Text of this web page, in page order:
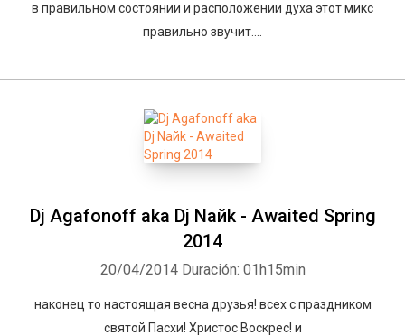
в правильном состоянии и расположении духа этот микс
правильно звучит....
Dj Agafonoff aka Dj Naйk - Awaited Spring
2014
20/04/2014 Duración: 01h15min
наконец то настоящая весна друзья! всех с праздником
святой Пасхи! Христос Воскрес! и